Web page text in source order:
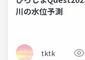
川の水位予測
tktk